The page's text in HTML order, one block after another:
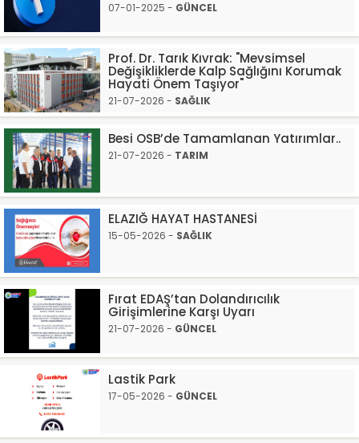
07-01-2025 - GÜNCEL
Prof. Dr. Tarık Kıvrak: "Mevsimsel
Değişikliklerde Kalp Sağlığını Korumak
Hayati Önem Taşıyor"
21-07-2026 - SAĞLIK
Besi OSB’de Tamamlanan Yatırımlar..
21-07-2026 - TARIM
ELAZIĞ HAYAT HASTANESİ
15-05-2026 - SAĞLIK
Fırat EDAŞ’tan Dolandırıcılık
Girişimlerine Karşı Uyarı
21-07-2026 - GÜNCEL
Lastik Park
17-05-2026 - GÜNCEL